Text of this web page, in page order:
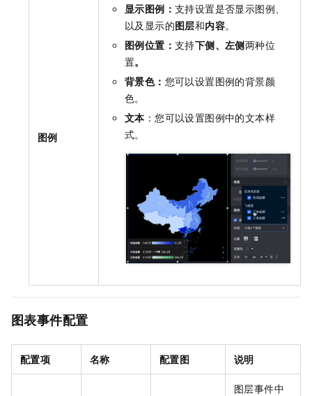
图例
显示图例： 支持设置是否显示图例、
以及显示的图层和内容。
图例位置： 支持下侧、左侧两种位
置。
背景色： 您可以设置图例的背景颜
色。
文本 ：您可以设置图例中的文本样
式。
图表事件配置
配置项 名称 配置图 说明
图层事件中